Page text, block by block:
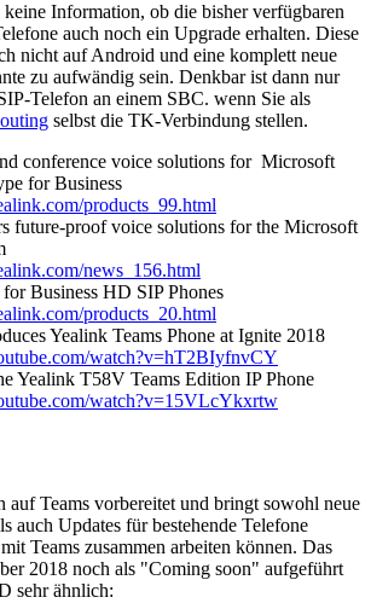
Information, ob die bisher verfügbaren
auch noch ein Upgrade erhalten. Diese
nicht auf Android und eine komplett neue
zu aufwändig sein. Denkbar ist dann nur
Telefon an einem SBC. wenn Sie als
selbst die TK-Verbindung stellen.
conference voice solutions for Microsoft
for Business
products_99.html
future-proof voice solutions for the Microsoft
news_156.html
Business HD SIP Phones
products_20.html
Yealink Teams Phone at Ignite 2018
watch?v=hT2BIyfnvCY
Yealink T58V Teams Edition IP Phone
watch?v=15VLcYkxrtw
auf Teams vorbereitet und bringt sowohl neue
auch Updates für bestehende Telefone
Teams zusammen arbeiten können. Das
2018 noch als "Coming soon" aufgeführt
sehr ähnlich: